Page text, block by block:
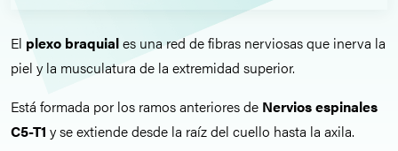
El plexo braquiales una red de fibras nerviosas que inerva la
piel y la musculatura de la extremidad superior.
Está formada por los ramos anteriores de Nervios espinales
C5-T1 y se extiende desde la raíz del cuello hasta la axila.